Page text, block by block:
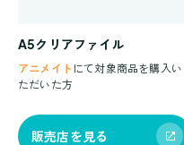
A5クリアファイル
アニメイト にて対象商品を購入い
ただいた方
販売店を見る